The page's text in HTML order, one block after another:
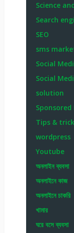
Science
Search
SEO
sms
Social
Social
solution
Sponsored
Tips &
wordpress
Youtube
অনলাইন ব্যবসা
অনলাইনে কাজ
অনলাইনে চাকরি
খামার
ঘরে বসে ব্যবসা